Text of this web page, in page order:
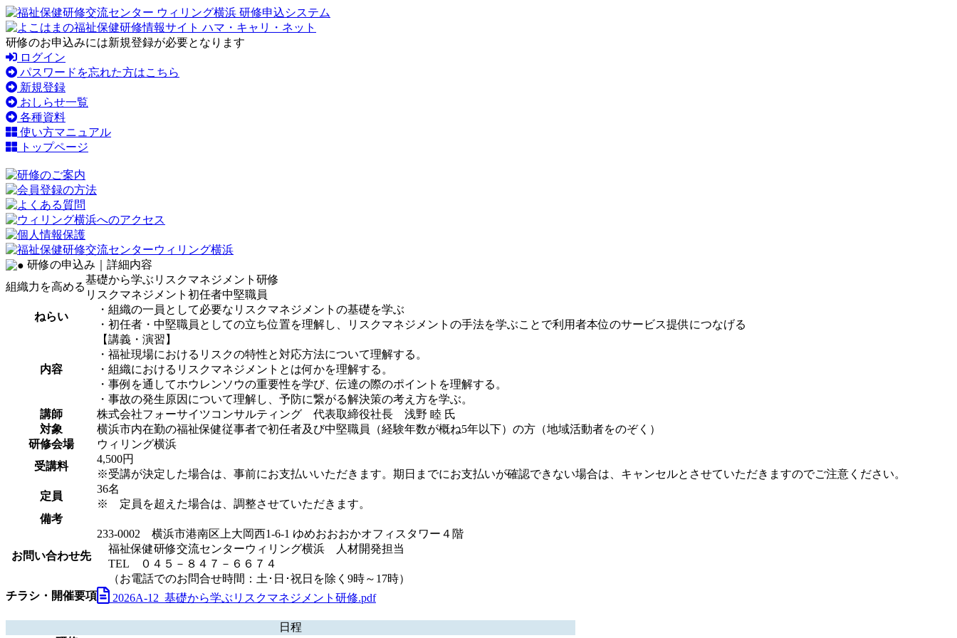
研修のお申込みには新規登録が必要となります
ログイン
パスワードを忘れた方はこちら
新規登録
おしらせ一覧
各種資料
使い方マニュアル
トップページ
研修の申込み｜詳細内容
組織力を高める
基礎から学ぶリスクマネジメント研修
リスクマネジメント 初任者中堅職員
ねらい
・組織の一員として必要なリスクマネジメントの基礎を学ぶ
・初任者・中堅職員としての立ち位置を理解し、リスクマネジメントの手法を学ぶことで利用者本位のサービス提供につなげる
内容
【講義・演習】
・福祉現場におけるリスクの特性と対応方法について理解する。
・組織におけるリスクマネジメントとは何かを理解する。
・事例を通してホウレンソウの重要性を学び、伝達の際のポイントを理解する。
・事故の発生原因について理解し、予防に繋がる解決策の考え方を学ぶ。
講師
株式会社フォーサイツコンサルティング 代表取締役社長 浅野 睦 氏
対象
横浜市内在勤の福祉保健従事者で初任者及び中堅職員（経験年数が概ね5年以下）の方（地域活動者をのぞく）
研修会場
ウィリング横浜
受講料
4,500円
※受講が決定した場合は、事前にお支払いいただきます。期日までにお支払いが確認できない場合は、キャンセルとさせていただきますのでご注意ください。
定員
36名
※ 定員を超えた場合は、調整させていただきます。
備考
お問い合わせ先
233-0002 横浜市港南区上大岡西1-6-1 ゆめおおおかオフィスタワー４階
福祉保健研修交流センターウィリング横浜 人材開発担当
TEL ０４５－８４７－６６７４
（お電話でのお問合せ時間：土･日･祝日を除く9時～17時）
チラシ・開催要項
2026A-12_基礎から学ぶリスクマネジメント研修.pdf
日程